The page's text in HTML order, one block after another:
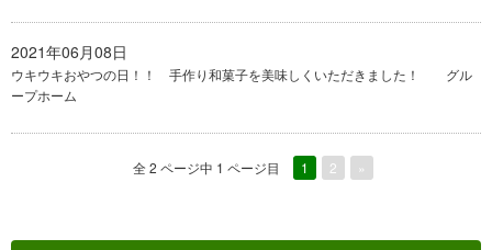
2021年06月08日
ウキウキおやつの日！！ 手作り和菓子を美味しくいただきました！ グル
ープホーム
全 2 ページ中 1 ページ目 1 2 »